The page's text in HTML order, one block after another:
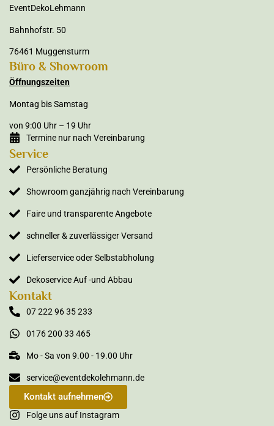
EventDekoLehmann
Bahnhofstr. 50
76461 Muggensturm
Büro & Showroom
Öffnungszeiten
Montag bis Samstag
von 9:00 Uhr – 19 Uhr
Termine nur nach Vereinbarung
Service
Persönliche Beratung
Showroom ganzjährig nach Vereinbarung
Faire und transparente Angebote
schneller & zuverlässiger Versand
Lieferservice oder Selbstabholung
Dekoservice Auf -und Abbau
Kontakt
07 222 96 35 233
0176 200 33 465
Mo - Sa von 9.00 - 19.00 Uhr
service@eventdekolehmann.de
Kontakt aufnehmen
Folge uns auf Instagram